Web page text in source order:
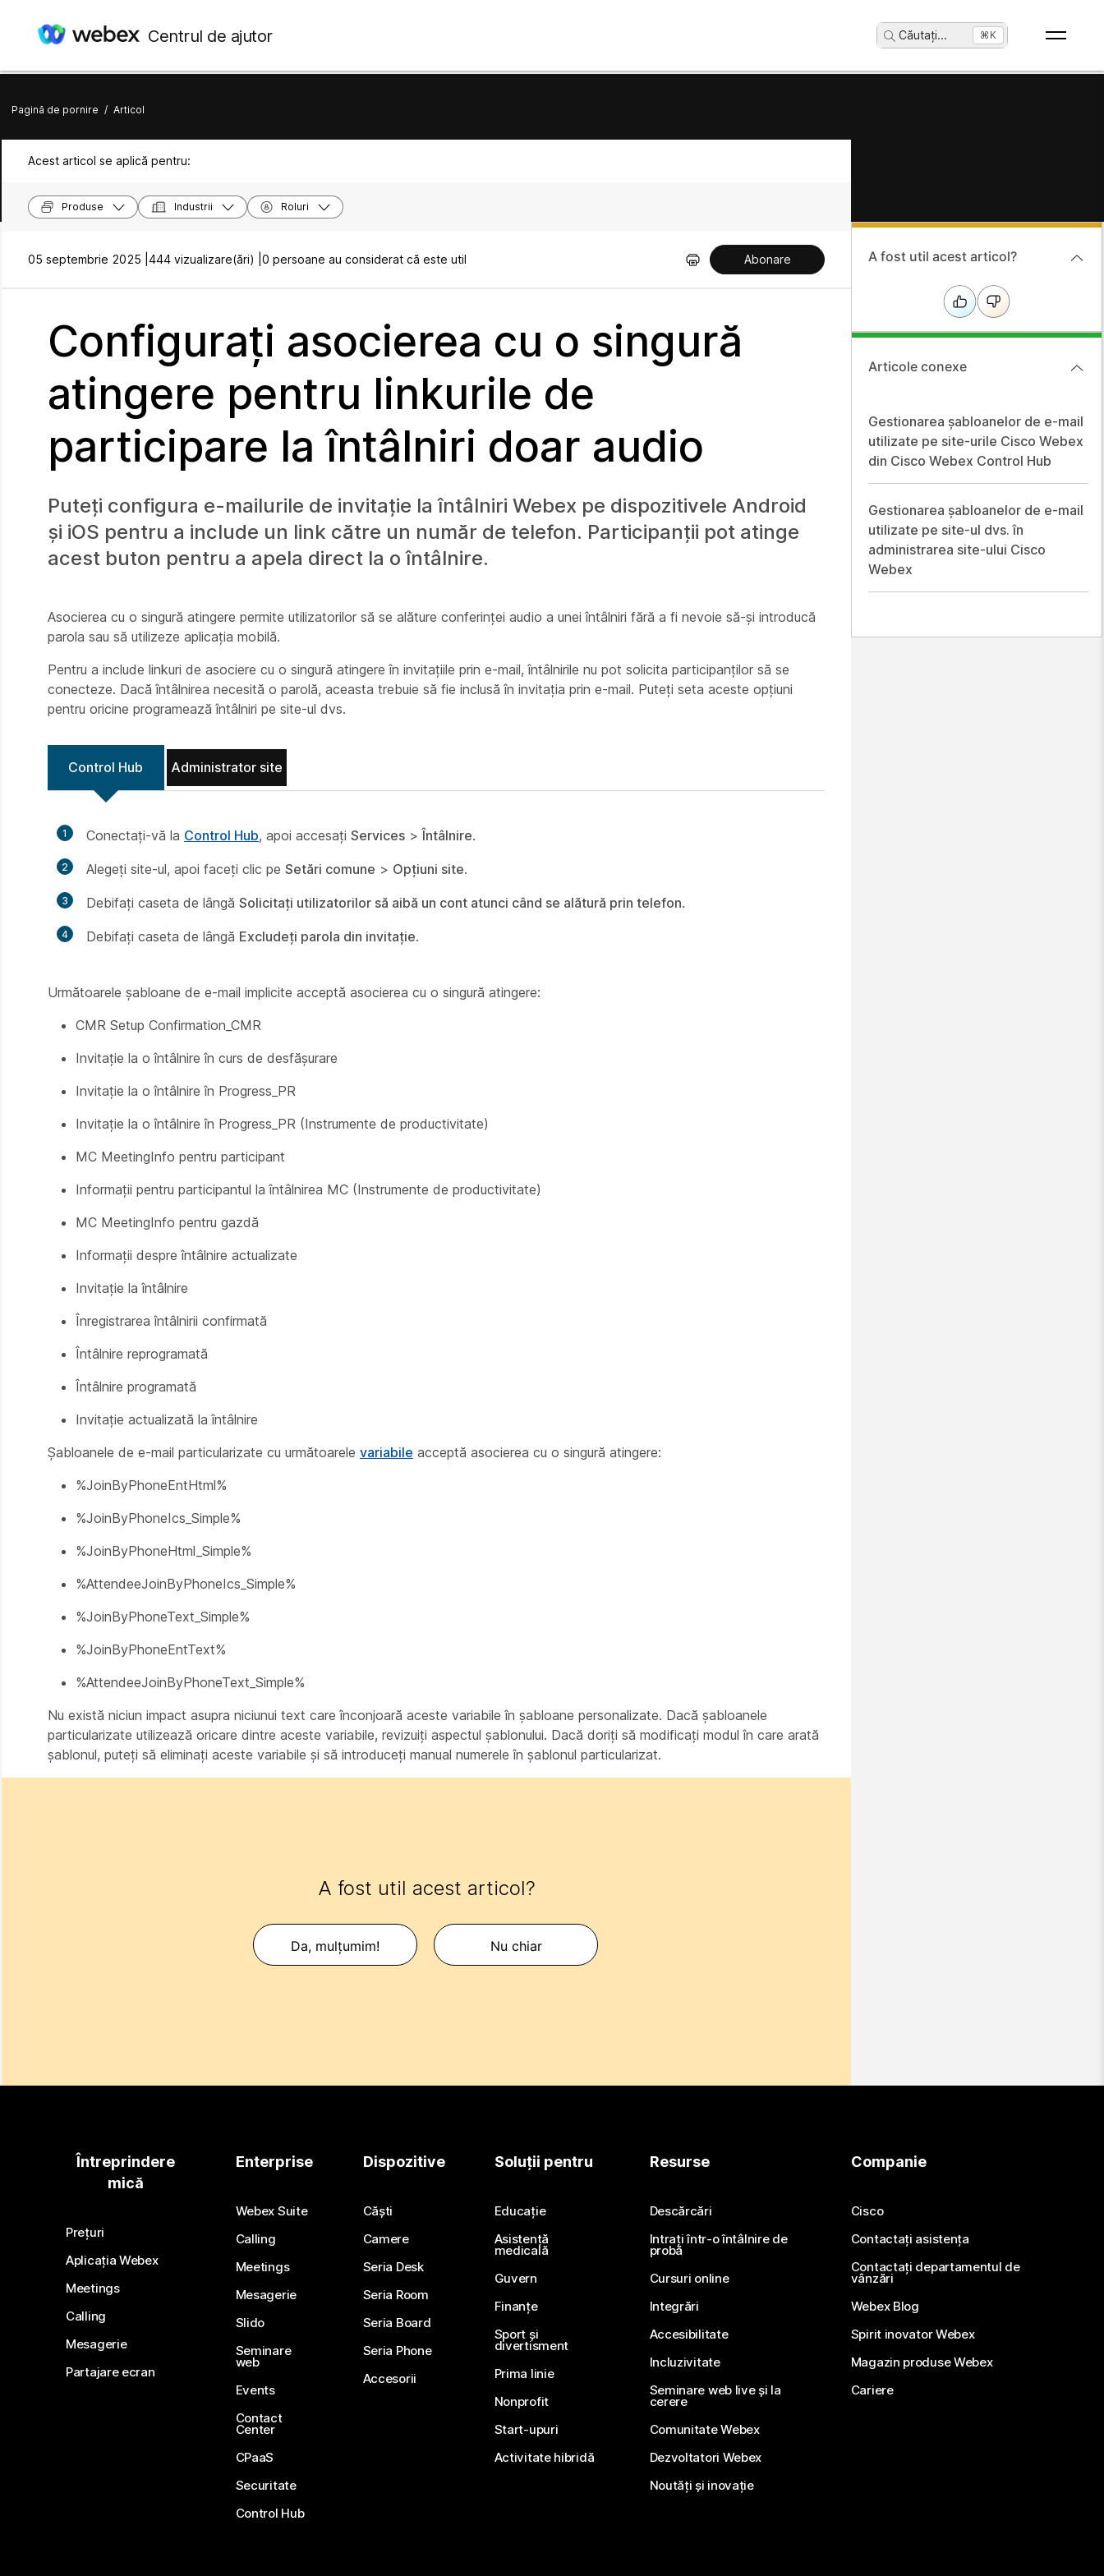
Centrul de ajutor Căutați... ⌘K
Pagină de pornire / Articol
Acest articol se aplică pentru:
Produse Industrii Roluri
05 septembrie 2025 | 444 vizualizare(ări) | 0 persoane au considerat că este util Abonare
Configurați asocierea cu o singură
atingere pentru linkurile de
participare la întâlniri doar audio
Puteți configura e-mailurile de invitație la întâlniri Webex pe dispozitivele Android
și iOS pentru a include un link către un număr de telefon. Participanții pot atinge
acest buton pentru a apela direct la o întâlnire.
Asocierea cu o singură atingere permite utilizatorilor să se alăture conferinței audio a unei întâlniri fără a fi nevoie să-și introducă
parola sau să utilizeze aplicația mobilă.
Pentru a include linkuri de asociere cu o singură atingere în invitațiile prin e-mail, întâlnirile nu pot solicita participanților să se
conecteze. Dacă întâlnirea necesită o parolă, aceasta trebuie să fie inclusă în invitația prin e-mail. Puteți seta aceste opțiuni
pentru oricine programează întâlniri pe site-ul dvs.
Control Hub Administrator site
1 Conectați-vă la Control Hub, apoi accesați Services > Întâlnire.
2 Alegeți site-ul, apoi faceți clic pe Setări comune > Opțiuni site.
3 Debifați caseta de lângă Solicitați utilizatorilor să aibă un cont atunci când se alătură prin telefon.
4 Debifați caseta de lângă Excludeți parola din invitație.
Următoarele șabloane de e-mail implicite acceptă asocierea cu o singură atingere:
CMR Setup Confirmation_CMR
Invitație la o întâlnire în curs de desfășurare
Invitație la o întâlnire în Progress_PR
Invitație la o întâlnire în Progress_PR (Instrumente de productivitate)
MC MeetingInfo pentru participant
Informații pentru participantul la întâlnirea MC (Instrumente de productivitate)
MC MeetingInfo pentru gazdă
Informații despre întâlnire actualizate
Invitație la întâlnire
Înregistrarea întâlnirii confirmată
Întâlnire reprogramată
Întâlnire programată
Invitație actualizată la întâlnire
Șabloanele de e-mail particularizate cu următoarele variabile acceptă asocierea cu o singură atingere:
%JoinByPhoneEntHtml%
%JoinByPhoneIcs_Simple%
%JoinByPhoneHtml_Simple%
%AttendeeJoinByPhoneIcs_Simple%
%JoinByPhoneText_Simple%
%JoinByPhoneEntText%
%AttendeeJoinByPhoneText_Simple%
Nu există niciun impact asupra niciunui text care înconjoară aceste variabile în șabloane personalizate. Dacă șabloanele
particularizate utilizează oricare dintre aceste variabile, revizuiți aspectul șablonului. Dacă doriți să modificați modul în care arată
șablonul, puteți să eliminați aceste variabile și să introduceți manual numerele în șablonul particularizat.
A fost util acest articol?
Da, mulțumim! Nu chiar
A fost util acest articol?
Articole conexe
Gestionarea șabloanelor de e-mail
utilizate pe site-urile Cisco Webex
din Cisco Webex Control Hub
Gestionarea șabloanelor de e-mail
utilizate pe site-ul dvs. în
administrarea site-ului Cisco
Webex
Întreprindere
mică
Prețuri
Aplicația Webex
Meetings
Calling
Mesagerie
Partajare ecran
Enterprise
Webex Suite
Calling
Meetings
Mesagerie
Slido
Seminare
web
Events
Contact
Center
CPaaS
Securitate
Control Hub
Dispozitive
Căști
Camere
Seria Desk
Seria Room
Seria Board
Seria Phone
Accesorii
Soluții pentru
Educație
Asistență
medicală
Guvern
Finanțe
Sport și
divertisment
Prima linie
Nonprofit
Start-upuri
Activitate hibridă
Resurse
Descărcări
Intrați într-o întâlnire de
probă
Cursuri online
Integrări
Accesibilitate
Incluzivitate
Seminare web live și la
cerere
Comunitate Webex
Dezvoltatori Webex
Noutăți și inovație
Companie
Cisco
Contactați asistența
Contactați departamentul de
vânzări
Webex Blog
Spirit inovator Webex
Magazin produse Webex
Cariere